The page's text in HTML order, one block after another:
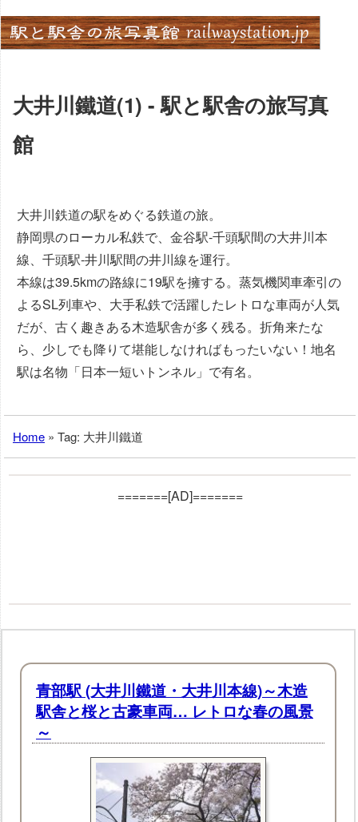
Skip
to
content
大井川鐵道(1) - 駅と駅舎の旅写真
館
大井川鉄道の駅をめぐる鉄道の旅。
静岡県のローカル私鉄で、金谷駅‐千頭駅間の大井川本
線、千頭駅‐井川駅間の井川線を運行。
本線は39.5kmの路線に19駅を擁する。蒸気機関車牽引の
よるSL列車や、大手私鉄で活躍したレトロな車両が人気
だが、古く趣きある木造駅舎が多く残る。折角来たな
ら、少しでも降りて堪能しなければもったいない！地名
駅は名物「日本一短いトンネル」で有名。
Home » Tag: 大井川鐵道
=======[AD]=======
青部駅 (大井川鐵道・大井川本線)～木造
駅舎と桜と古豪車両… レトロな春の風景
～